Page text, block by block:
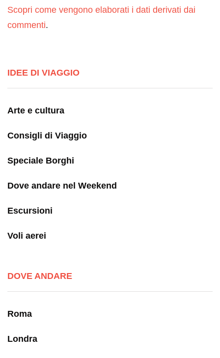
Scopri come vengono elaborati i dati derivati dai
commenti.
IDEE DI VIAGGIO
Arte e cultura
Consigli di Viaggio
Speciale Borghi
Dove andare nel Weekend
Escursioni
Voli aerei
DOVE ANDARE
Roma
Londra